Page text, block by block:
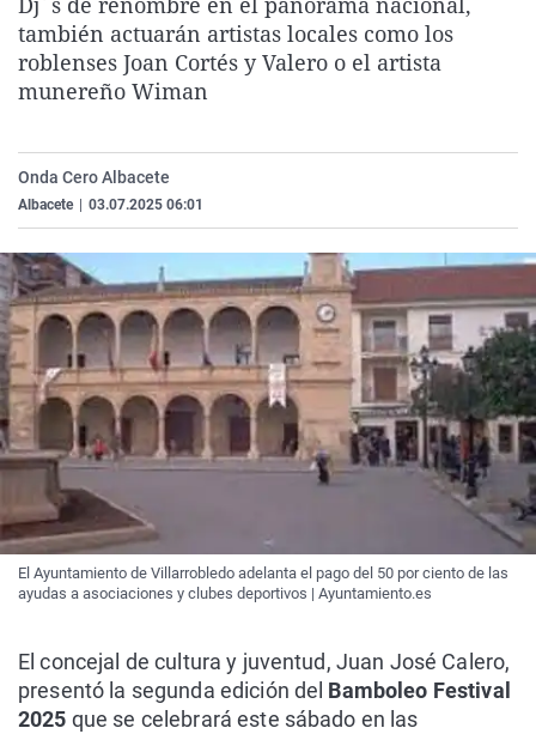
La rosa de los vientos
Gente viajera
Caso
Retornados
Extremadura
Galicia
Virales
Televisión
también actuarán artistas locales como los
roblenses Joan Cortés y Valero o el artista
munereño Wiman
Onda Cero Albacete
Albacete 03.07.2025 06:01
El Ayuntamiento de Villarrobledo adelanta el pago del 50 por ciento de las
ayudas a asociaciones y clubes deportivos | Ayuntamiento.es
El concejal de cultura y juventud, Juan José Calero,
presentó la segunda edición del Bamboleo Festival
2025 que se celebrará este sábado en las